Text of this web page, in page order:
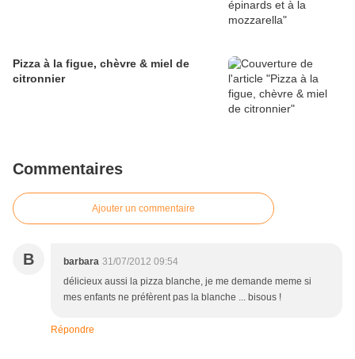
Pizza à la figue, chèvre & miel de
citronnier
Commentaires
Ajouter un commentaire
B barbara 31/07/2012 09:54
délicieux aussi la pizza blanche, je me demande meme si
mes enfants ne préfèrent pas la blanche ... bisous !
Répondre